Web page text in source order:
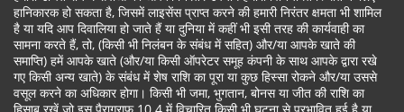
हानिकारक हो सकता है, जिसमें लाइसेंस प्राप्त करने की हमारी निरंतर क्षमता भी शामिल
है या यदि आप दिवालिया हो जाते हैं या दुनिया में कहीं भी इसी तरह की कार्यवाही का
सामना करते हैं, तो, (किसी भी निलंबन के संबंध में सहित) और/या आपके खाते की
समाप्ति) हमें आपके खाते (और/या किसी ऑपरेटर समूह कंपनी के साथ आपके द्वारा रखे
गए किसी अन्य खाते) के संबंध में शेष राशि का पूरा या कुछ हिस्सा रोकने और/या उससे
वसूल करने का अधिकार होगा। किसी भी जमा, भुगतान, बोनस या जीत की राशि का